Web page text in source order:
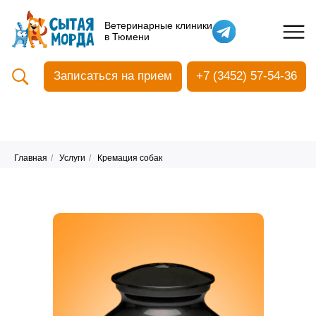
Ветеринарные клиники
в Тюмени
Кастрация собак
Вакцинация
Ультразвуковая чистка зубов
Общий анализ крови
Прием терапевтический
Главная / Услуги / Кремация собак